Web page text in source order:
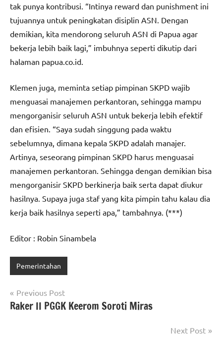
tak punya kontribusi. “Intinya reward dan punishment ini
tujuannya untuk peningkatan disiplin ASN. Dengan
demikian, kita mendorong seluruh ASN di Papua agar
bekerja lebih baik lagi,” imbuhnya seperti dikutip dari
halaman papua.co.id.
Klemen juga, meminta setiap pimpinan SKPD wajib
menguasai manajemen perkantoran, sehingga mampu
mengorganisir seluruh ASN untuk bekerja lebih efektif
dan efisien. “Saya sudah singgung pada waktu
sebelumnya, dimana kepala SKPD adalah manajer.
Artinya, seseorang pimpinan SKPD harus menguasai
manajemen perkantoran. Sehingga dengan demikian bisa
mengorganisir SKPD berkinerja baik serta dapat diukur
hasilnya. Supaya juga staf yang kita pimpin tahu kalau dia
kerja baik hasilnya seperti apa,” tambahnya. (***)
Editor : Robin Sinambela
Pemerintahan
Navigasi
pos
Previous Post
Raker II PGGK Keerom Soroti Miras
Next Post